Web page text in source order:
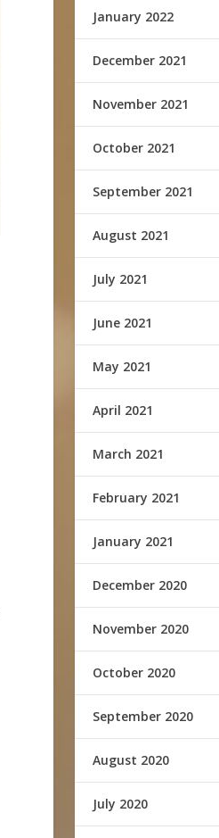
January 2022
December 2021
November 2021
October 2021
September 2021
August 2021
July 2021
June 2021
May 2021
April 2021
March 2021
February 2021
January 2021
December 2020
November 2020
October 2020
September 2020
August 2020
July 2020